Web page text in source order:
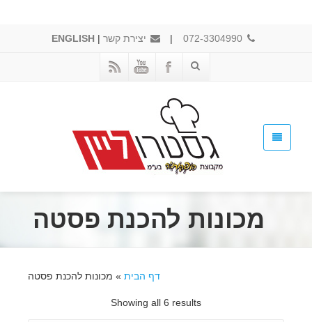
072-3304990
| יצירת קשר |
ENGLISH
מכונות להכנת פסטה
דף הבית » מכונות להכנת פסטה
Showing all 6 results